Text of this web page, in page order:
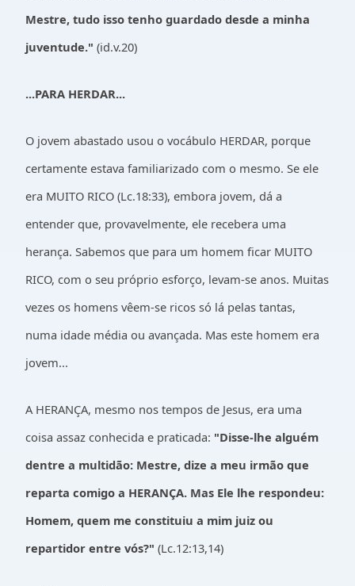
Mestre, tudo isso tenho guardado desde a minha
juventude." (id.v.20)
...PARA HERDAR...
O jovem abastado usou o vocábulo HERDAR, porque
certamente estava familiarizado com o mesmo. Se ele
era MUITO RICO (Lc.18:33), embora jovem, dá a
entender que, provavelmente, ele recebera uma
herança. Sabemos que para um homem ficar MUITO
RICO, com o seu próprio esforço, levam-se anos. Muitas
vezes os homens vêem-se ricos só lá pelas tantas,
numa idade média ou avançada. Mas este homem era
jovem...
A HERANÇA, mesmo nos tempos de Jesus, era uma
coisa assaz conhecida e praticada: "Disse-lhe alguém
dentre a multidão: Mestre, dize a meu irmão que
reparta comigo a HERANÇA. Mas Ele lhe respondeu:
Homem, quem me constituiu a mim juiz ou
repartidor entre vós?" (Lc.12:13,14)